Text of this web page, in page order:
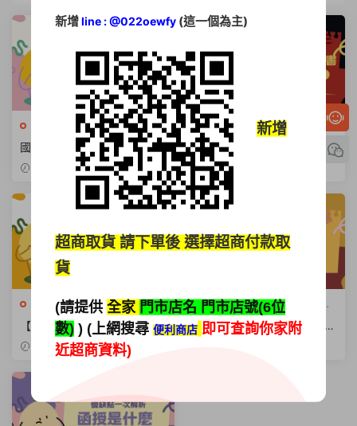
升學進修·命題題庫
國營事業招考 專業證照·
國考必勝秘訣【考古題讀書
法】與備考順序全解析
2026-03-24
公職國考 升學進修·
命題題庫
光碟 ·國營事業招考·
·
金融銀行
國考神助攻【國考考古題】與
【國考題庫書】挑選完全指南
2026-03-21
公職國考·升學進修·命題題庫
【2026公務人員初等考試】
報名科目與錄取率深度解析
2026-02-24
升學進修·命題題庫光碟
金融
銀行
【公股銀行薪水】大公開！年
終8個月不是夢？（2026最
新增line : @022oewfy (這一個為主)
新增
超商取貨 請下單後 選擇超商付款取
貨
(請提供 全家 門市店名 門市店號(6位
數) ) (上網搜尋 便利商店 即可查詢你家附
近超商資料)